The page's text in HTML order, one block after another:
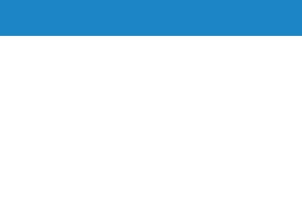
direct